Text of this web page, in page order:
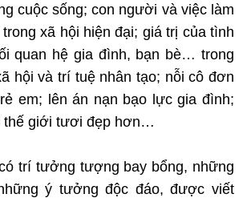
cuộc sống; con người và việc làm
xã hội hiện đại; giá trị của tình
quan hệ gia đình, bạn bè… trong
hội và trí tuệ nhân tạo; nỗi cô đơn
em; lên án nạn bạo lực gia đình;
thế giới tươi đẹp hơn…
trí tưởng tượng bay bổng, những
ý tưởng độc đáo, được viết